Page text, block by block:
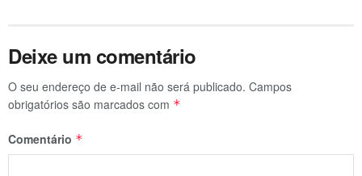
Deixe um comentário
O seu endereço de e-mail não será publicado. Campos
obrigatórios são marcados com *
Comentário *